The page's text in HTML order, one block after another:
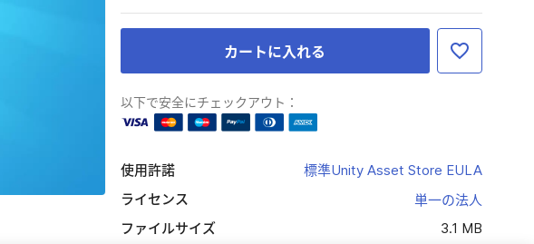
カートに入れる
以下で安全にチェックアウト：
使用許諾
標準Unity Asset Store EULA
ライセンス
単一の法人
ファイルサイズ
3.1 MB